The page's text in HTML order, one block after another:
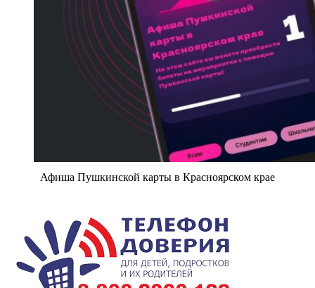
Афиша Пушкинской карты в Красноярском крае